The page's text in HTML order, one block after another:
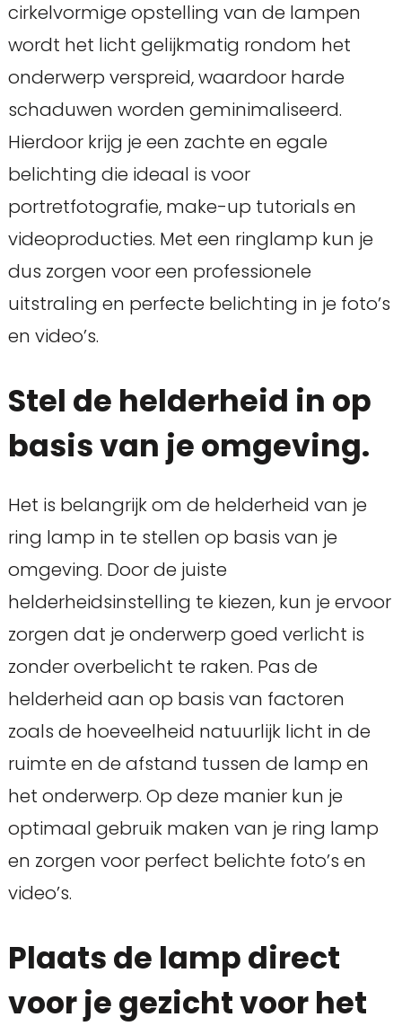
cirkelvormige opstelling van de lampen
wordt het licht gelijkmatig rondom het
onderwerp verspreid, waardoor harde
schaduwen worden geminimaliseerd.
Hierdoor krijg je een zachte en egale
belichting die ideaal is voor
portretfotografie, make-up tutorials en
videoproducties. Met een ringlamp kun je
dus zorgen voor een professionele
uitstraling en perfecte belichting in je foto’s
en video’s.
Stel de helderheid in op
basis van je omgeving.
Het is belangrijk om de helderheid van je
ring lamp in te stellen op basis van je
omgeving. Door de juiste
helderheidsinstelling te kiezen, kun je ervoor
zorgen dat je onderwerp goed verlicht is
zonder overbelicht te raken. Pas de
helderheid aan op basis van factoren
zoals de hoeveelheid natuurlijk licht in de
ruimte en de afstand tussen de lamp en
het onderwerp. Op deze manier kun je
optimaal gebruik maken van je ring lamp
en zorgen voor perfect belichte foto’s en
video’s.
Plaats de lamp direct
voor je gezicht voor het